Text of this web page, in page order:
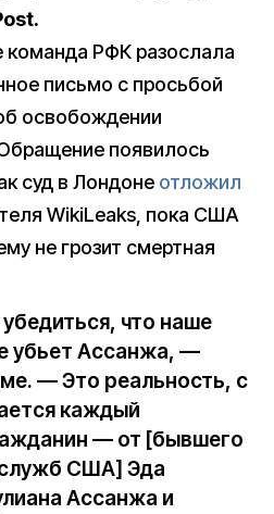
команда РФК разослала
письмо с просьбой
освобождении
появилось
суд в Лондоне отложил
WikiLeaks, пока США
не грозит смертная
что наше
убьет Ассанжа, —
— Это реальность, с
каждый
— от [бывшего
США] Эда
Ассанжа и